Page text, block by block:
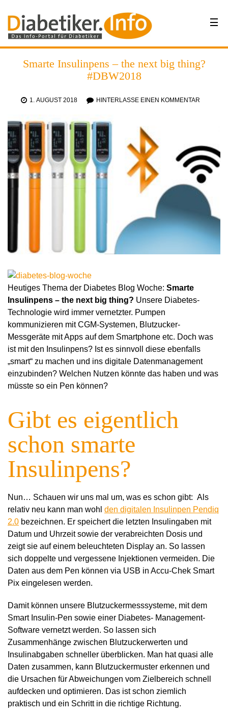
Smarte Insulinpens – the next big thing?
#DBW2018
1. AUGUST 2018 HINTERLASSE EINEN KOMMENTAR
Heutiges Thema der Diabetes Blog Woche: Smarte
Insulinpens – the next big thing? Unsere Diabetes-
Technologie wird immer vernetzter. Pumpen
kommunizieren mit CGM-Systemen, Blutzucker-
Messgeräte mit Apps auf dem Smartphone etc. Doch was
ist mit den Insulinpens? Ist es sinnvoll diese ebenfalls
„smart“ zu machen und ins digitale Datenmanagement
einzubinden? Welchen Nutzen könnte das haben und was
müsste so ein Pen können?
Gibt es eigentlich
schon smarte
Insulinpens?
Nun… Schauen wir uns mal um, was es schon gibt: Als
relativ neu kann man wohl den digitalen Insulinpen Pendiq
2.0 bezeichnen. Er speichert die letzten Insulingaben mit
Datum und Uhrzeit sowie der verabreichten Dosis und
zeigt sie auf einem beleuchteten Display an. So lassen
sich doppelte und vergessene Injektionen vermeiden. Die
Daten aus dem Pen können via USB in Accu-Chek Smart
Pix eingelesen werden.
Damit können unsere Blutzuckermesssysteme, mit dem
Smart Insulin-Pen sowie einer Diabetes- Management-
Software vernetzt werden. So lassen sich
Zusammenhänge zwischen Blutzuckerwerten und
Insulinabgaben schneller überblicken. Man hat quasi alle
Daten zusammen, kann Blutzuckermuster erkennen und
die Ursachen für Abweichungen vom Zielbereich schnell
aufdecken und optimieren. Das ist schon ziemlich
praktisch und ein Schritt in die richtige Richtung.